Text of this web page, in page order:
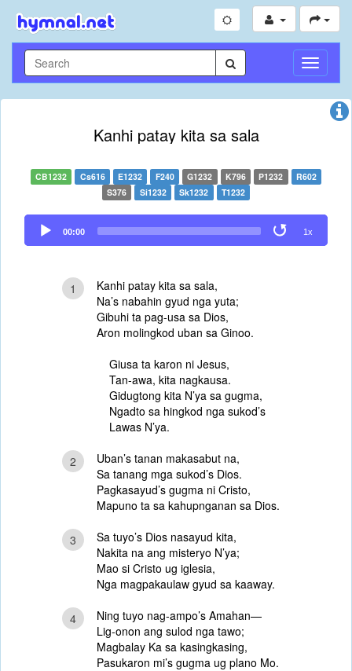
Toggle
Kanhi patay kita sa sala
CB1232 Cs616 E1232 F240 G1232 K796 P1232
R602
S376
Si1232 Sk1232 T1232
Audio
Player
00:00 1x
1
Kanhi patay kita sa sala,
Na’s nabahin gyud nga yuta;
Gibuhi ta pag-usa sa Dios,
Aron molingkod uban sa Ginoo.
Giusa ta karon ni Jesus,
Tan-awa, kita nagkausa.
Gidugtong kita N’ya sa gugma,
Ngadto sa hingkod nga sukod’s
Lawas N’ya.
2
Uban’s tanan makasabut na,
Sa tanang mga sukod’s Dios.
Pagkasayud’s gugma ni Cristo,
Mapuno ta sa kahupnganan sa Dios.
3
Sa tuyo’s Dios nasayud kita,
Nakita na ang misteryo N’ya;
Mao si Cristo ug iglesia,
Nga magpakaulaw gyud sa kaaway.
4
Ning tuyo nag-ampo’s Amahan—
Lig-onon ang sulod nga tawo;
Magbalay Ka sa kasingkasing,
Pasukaron mi’s gugma ug plano Mo.